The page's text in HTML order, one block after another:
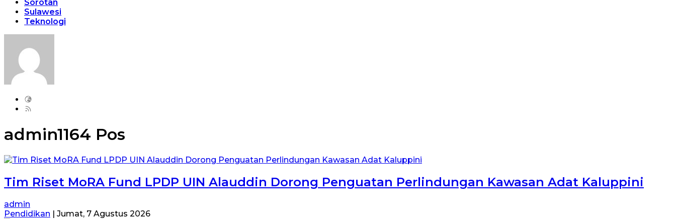
Sorotan
Sulawesi
Teknologi
admin1164 Pos
Tim Riset MoRA Fund LPDP UIN Alauddin Dorong Penguatan Perlindungan Kawasan Adat Kaluppini
admin
Pendidikan | Jumat, 7 Agustus 2026